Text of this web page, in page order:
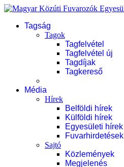
Tagság
Tagok
Tagfelvétel
Tagfelvétel új
Tagdíjak
Tagkereső
Média
Hírek
Belföldi hírek
Külföldi hírek
Egyesületi hírek
Fuvarhirdetések
Sajtó
Közlemények
Megjelenés